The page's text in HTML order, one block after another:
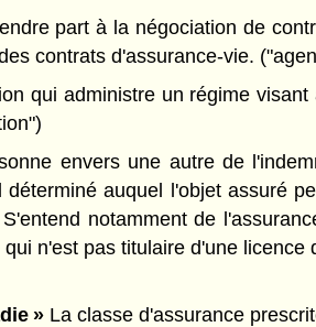
part à la négociation de
contrats d'assurance-vie.
qui administre un régime
envers une autre de
auquel l'objet assuré
notamment de
n'est pas titulaire d'une
»La classe d'assurance